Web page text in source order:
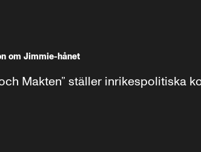
om Jimmie-hånet
Makten” ställer